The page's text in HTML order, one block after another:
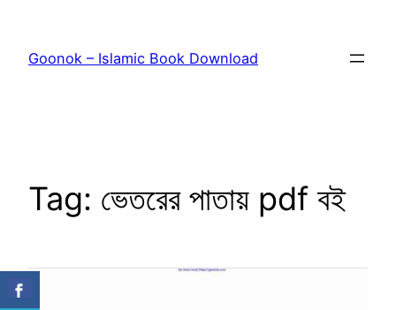
content
Goonok – Islamic Book Download
Tag: ভেতরের পাতায় pdf বই